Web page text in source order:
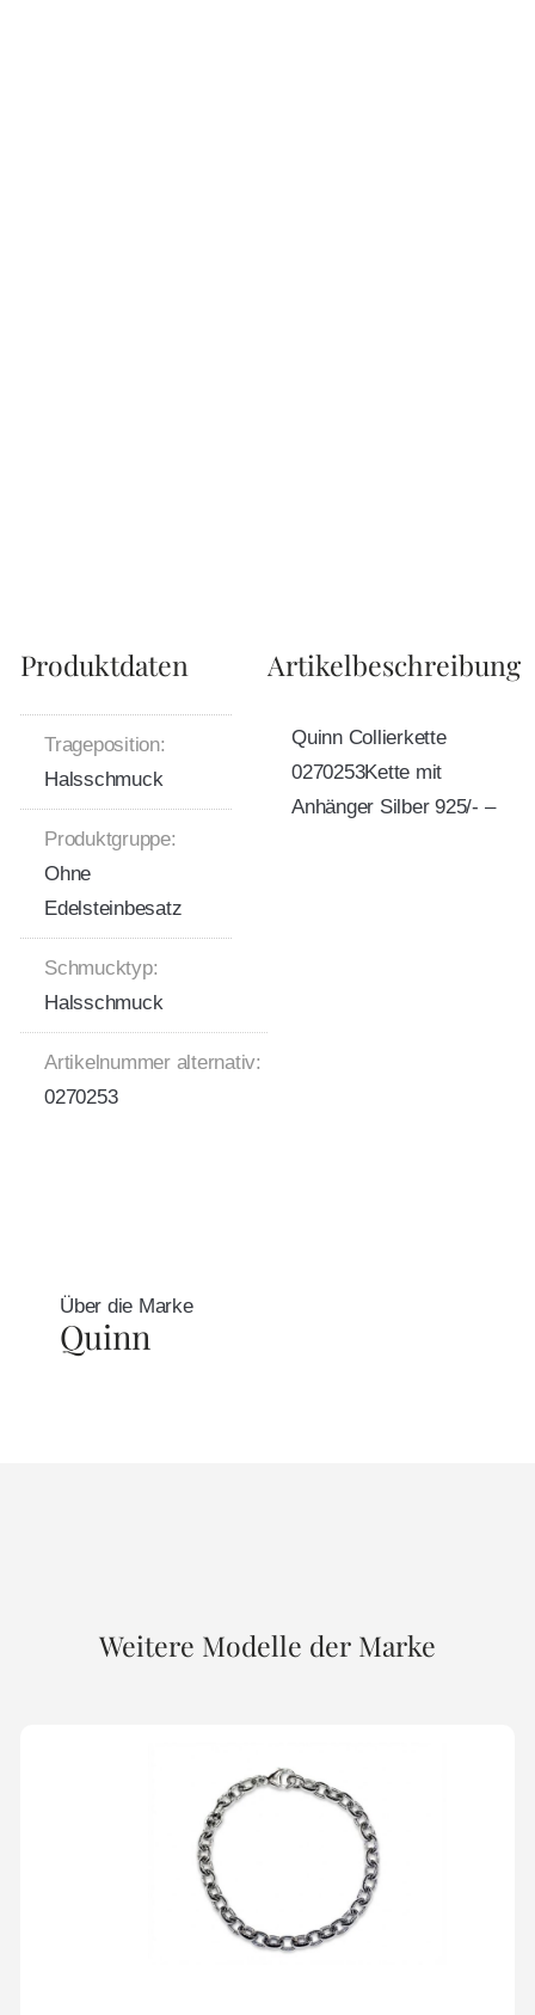
Produktdaten
Trageposition:
Halsschmuck
Produktgruppe:
Ohne
Edelsteinbesatz
Schmucktyp:
Halsschmuck
Artikelnummer alternativ:
0270253
Artikelbeschreibung
Quinn Collierkette
0270253Kette mit
Anhänger Silber 925/- –
Über die Marke
Quinn
Weitere Modelle der Marke